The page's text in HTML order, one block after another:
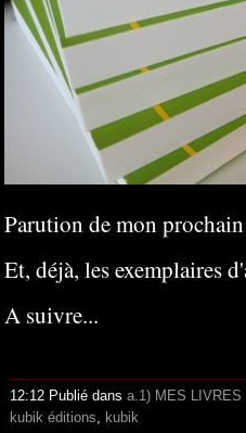
Parution de mon
Et, déjà, les exemplaires
A suivre...
12:12 Publié dans a.1) MES LIVRES
kubik éditions
kubik